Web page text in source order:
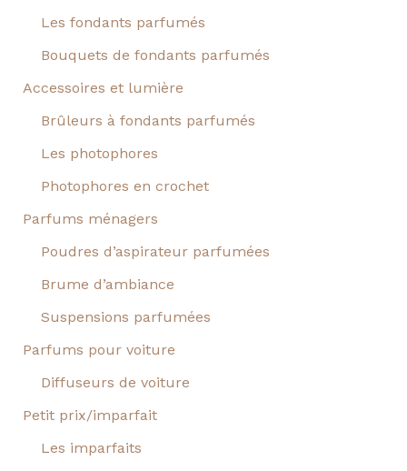
Les fondants parfumés
Bouquets de fondants parfumés
Accessoires et lumière
Brûleurs à fondants parfumés
Les photophores
Photophores en crochet
Parfums ménagers
Poudres d’aspirateur parfumées
Brume d’ambiance
Suspensions parfumées
Parfums pour voiture
Diffuseurs de voiture
Petit prix/imparfait
Les imparfaits